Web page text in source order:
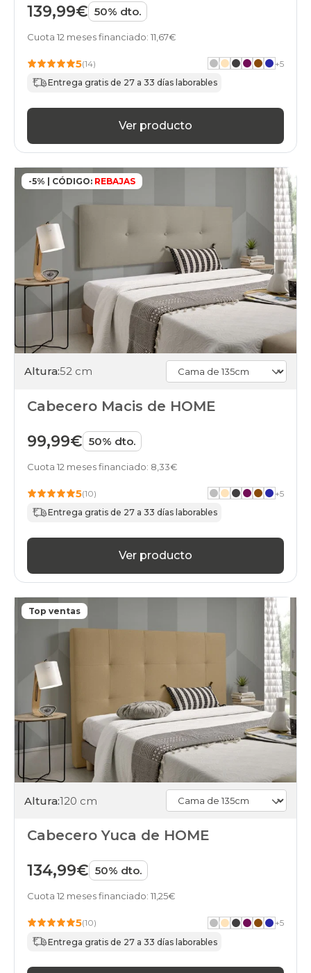
139,99€ 50% dto.
Cuota 12 meses financiado: 11,67€
5(14) +5
Entrega gratis de 27 a 33 días laborables
Ver producto
-5% | CÓDIGO: REBAJAS
Altura:52 cm
Cabecero Macis de HOME
99,99€ 50% dto.
Cuota 12 meses financiado: 8,33€
5(10) +5
Entrega gratis de 27 a 33 días laborables
Ver producto
Top ventas
Altura:120 cm
Cabecero Yuca de HOME
134,99€ 50% dto.
Cuota 12 meses financiado: 11,25€
5(10) +5
Entrega gratis de 27 a 33 días laborables